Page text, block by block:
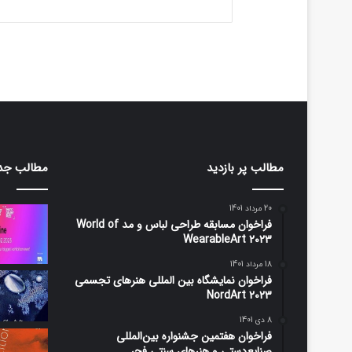
مطالب پر بازدید
20 مرداد 1401
فراخوان مسابقه طراحی لباس و مد World of
WearableArt 2023
18 مرداد 1401
فراخوان نمایشگاه بین المللی هنرهای تجسمی
NordArt 2023
8 دی 1401
فراخوان هفتمین جشنواره بین‌المللی
مطالب